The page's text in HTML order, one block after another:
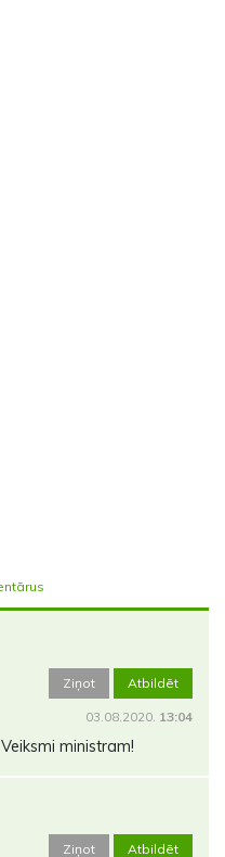
Ziņot Atbildēt
03.08.2020. 13:04
ministram!
Ziņot Atbildēt